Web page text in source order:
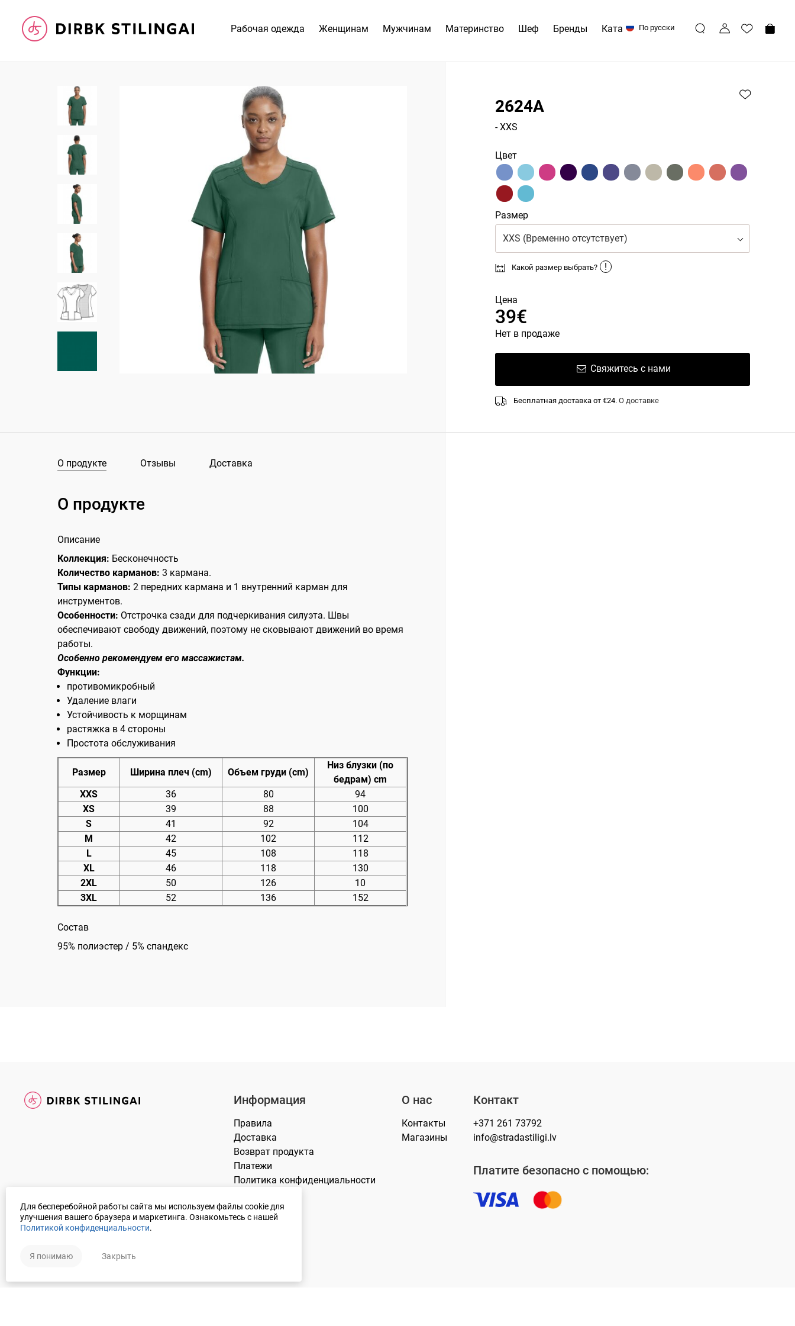
Рабочая одежда Женщинам Мужчинам Материнство Шеф Бренды КаталогиПо русски
2624A
- XXS
Цвет
Размер
XXS (Временно отсутствует)
Какой размер выбрать? !
Цена
39€
Нет в продаже
Свяжитесь с нами
Бесплатная доставка от €24.О доставке
О продукте Отзывы Доставка
О продукте
Описание
Коллекция: Бесконечность
Количество карманов: 3 кармана.
Типы карманов: 2 передних кармана и 1 внутренний карман для
инструментов.
Особенности: Отстрочка сзади для подчеркивания силуэта. Швы
обеспечивают свободу движений, поэтому не сковывают движений во время
работы.
Особенно рекомендуем его массажистам.
Функции:
противомикробный
Удаление влаги
Устойчивость к морщинам
растяжка в 4 стороны
Простота обслуживания
Размер Ширина плеч (cm) Объем груди (cm)
Низ блузки (по
бедрам) cm
XXS
36 80
94
XS
39 88
100
S
41 92
104
M
42 102
112
L
45 108
118
XL
46 118
130
2XL
50 126
10
3XL
52 136 152
Состав
95% полиэстер / 5% спандекс
Информация
Правилa
Доставка
Возврат продукта
Платежи
Политика конфиденциальности
О нас
Контакты
Магазины
Контакт
+371 261 73792
info@stradastiligi.lv
Платите безопасно с помощью:
Для бесперебойной работы сайта мы используем файлы cookie для
улучшения вашего браузера и маркетинга. Ознакомьтесь с нашей
Политикой конфиденциальности.
Я понимаю Закрыть